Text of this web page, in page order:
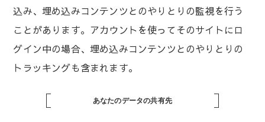
込み、埋め込みコンテンツとのやりとりの監視を行う
ことがあります。アカウントを使ってそのサイトにロ
グイン中の場合、埋め込みコンテンツとのやりとりの
トラッキングも含まれます。
あなたのデータの共有先